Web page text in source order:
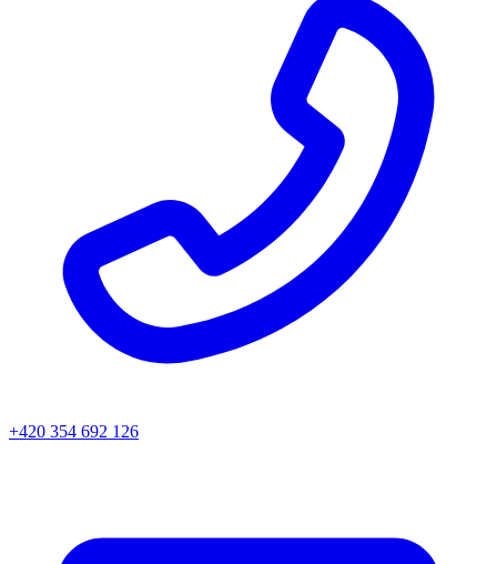
+420 354 692 126